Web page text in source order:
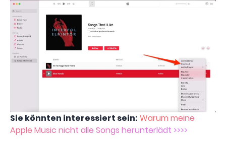
Sie könnten interessiert sein: Warum meine
Apple Music nicht alle Songs herunterlädt >>>>